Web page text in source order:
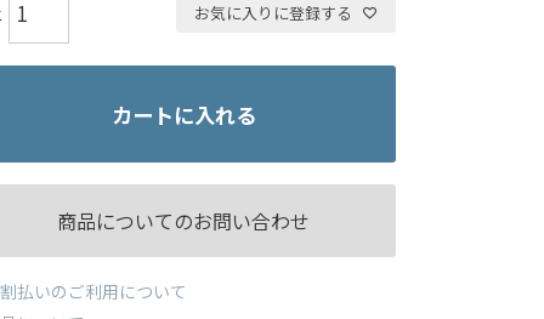
お気に入りに登録する
カートに入れる
商品についてのお問い合わせ
払いのご利用について